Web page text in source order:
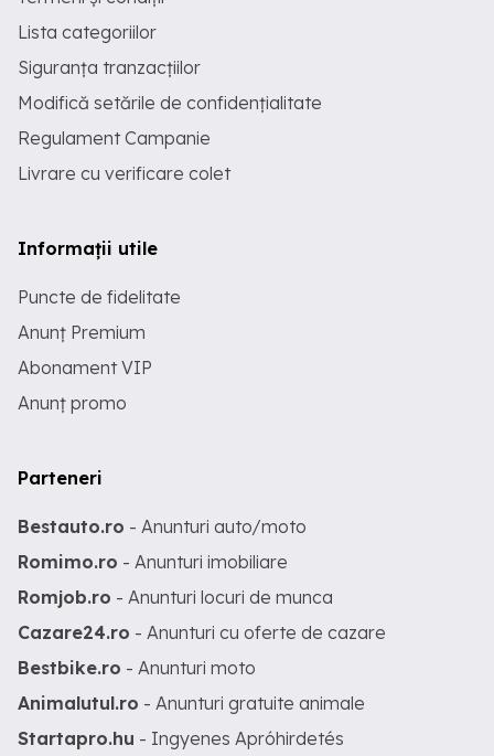
Lista categoriilor
Siguranța tranzacțiilor
Modifică setările de confidențialitate
Regulament Campanie
Livrare cu verificare colet
Informații utile
Puncte de fidelitate
Anunț Premium
Abonament VIP
Anunț promo
Parteneri
Bestauto.ro - Anunturi auto/moto
Romimo.ro - Anunturi imobiliare
Romjob.ro - Anunturi locuri de munca
Cazare24.ro - Anunturi cu oferte de cazare
Bestbike.ro - Anunturi moto
Animalutul.ro - Anunturi gratuite animale
Startapro.hu - Ingyenes Apróhirdetés